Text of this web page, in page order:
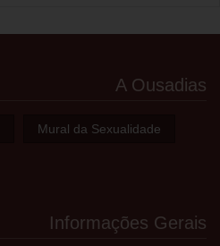
A Ousadias
Mural da Sexualidade
Informações Gerais